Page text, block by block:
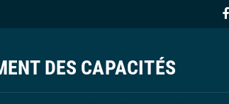
DES CAPACITÉS